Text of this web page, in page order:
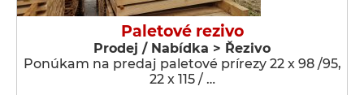
Paletové rezivo
Prodej / Nabídka > Řezivo
Ponúkam na predaj paletové prírezy 22 x 98 /95,
22 x 115 / …